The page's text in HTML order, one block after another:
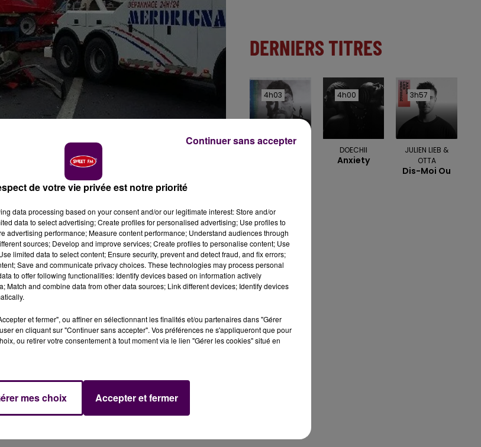
ce mercredi à la mi-journée sur l'A11.
l'autoroute A11 à hauteur de La Chapelle-
poids-lourd s'est encastré dans le pilier d'un
du point kilométrique 175, dans le sens
fait qu'un blessé léger : le conducteur
coupé dans le sens Angers - Le Mans à
est mise en place avec déviation
l'A11, vers Laval par la D357 puis l'A81.
DERNIERS TITRES
4h03
4h03 4h00
4h00
DOECHII
Anxiety
3h57
3h57
JULIEN LIEB &
OTTA
Dis-Moi Ou
de votre vie privée est notre priorité
data processing based on your consent and/or our legitimate interest: Store and/or
data to select advertising; Create profiles for personalised advertising; Use profiles to
advertising performance; Measure content performance; Understand audiences through
sources; Develop and improve services; Create profiles to personalise content; Use
limited data to select content; Ensure security, prevent and detect fraud, and fix errors;
Save and communicate privacy choices. These technologies may process personal
to offer following functionalities: Identify devices based on information actively
Match and combine data from other data sources; Link different devices; Identify devices
et fermer", ou affiner en sélectionnant les finalités et/ou partenaires dans "Gérer
en cliquant sur "Continuer sans accepter". Vos préférences ne s'appliqueront que pour
ou retirer votre consentement à tout moment via le lien "Gérer les cookies" situé en
mes choix Accepter et fermer
Continuer sans accepter